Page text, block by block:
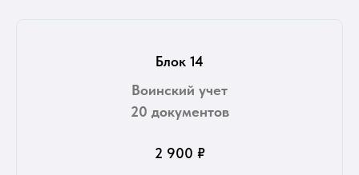
Блок 14
Воинский учет
20 документов
2 900 ₽